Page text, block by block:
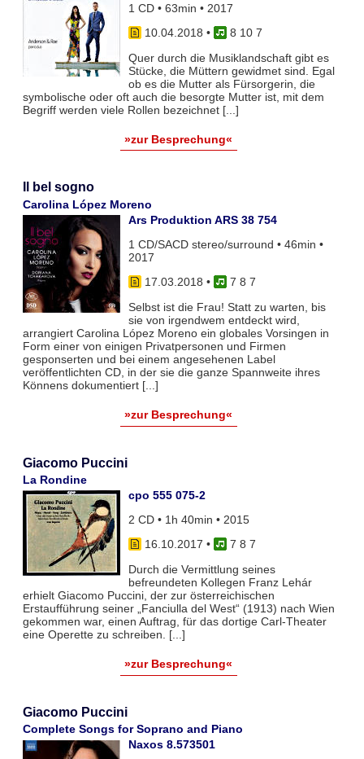
1 CD • 63min • 2017
10.04.2018 •
8 10 7
Quer durch die Musiklandschaft gibt es
Stücke, die Müttern gewidmet sind. Egal
ob es die Mutter als Fürsorgerin, die
symbolische oder oft auch die besorgte Mutter ist, mit dem
Begriff werden viele Rollen bezeichnet [...]
»zur Besprechung«
Il bel sogno
Carolina López Moreno
Ars Produktion ARS 38 754
1 CD/SACD stereo/surround • 46min •
2017
17.03.2018 •
7 8 7
Selbst ist die Frau! Statt zu warten, bis
sie von irgendwem entdeckt wird,
arrangiert Carolina López Moreno ein globales Vorsingen in
Form einer von einigen Privatpersonen und Firmen
gesponserten und bei einem angesehenen Label
veröffentlichten CD, in der sie die ganze Spannweite ihres
Könnens dokumentiert [...]
»zur Besprechung«
Giacomo Puccini
La Rondine
cpo 555 075-2
2 CD • 1h 40min • 2015
16.10.2017 •
7 8 7
Durch die Vermittlung seines
befreundeten Kollegen Franz Lehár
erhielt Giacomo Puccini, der zur österreichischen
Erstaufführung seiner „Fanciulla del West“ (1913) nach Wien
gekommen war, einen Auftrag, für das dortige Carl-Theater
eine Operette zu schreiben. [...]
»zur Besprechung«
Giacomo Puccini
Complete Songs for Soprano and Piano
Naxos 8.573501